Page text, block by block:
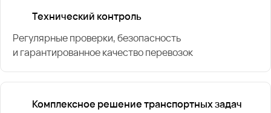
Технический контроль
Регулярные проверки, безопасность
и гарантированное качество перевозок
Комплексное решение транспортных задач